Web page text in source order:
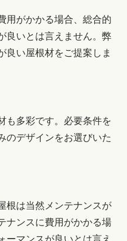
用がかかる場合、総合的
良いとは言えません。弊
良い屋根材をご提案しま
も多彩です。必要条件を
のデザインをお選びいた
根は当然メンテナンスが
ナンスに費用がかかる場
ーマンスが良いとは言え